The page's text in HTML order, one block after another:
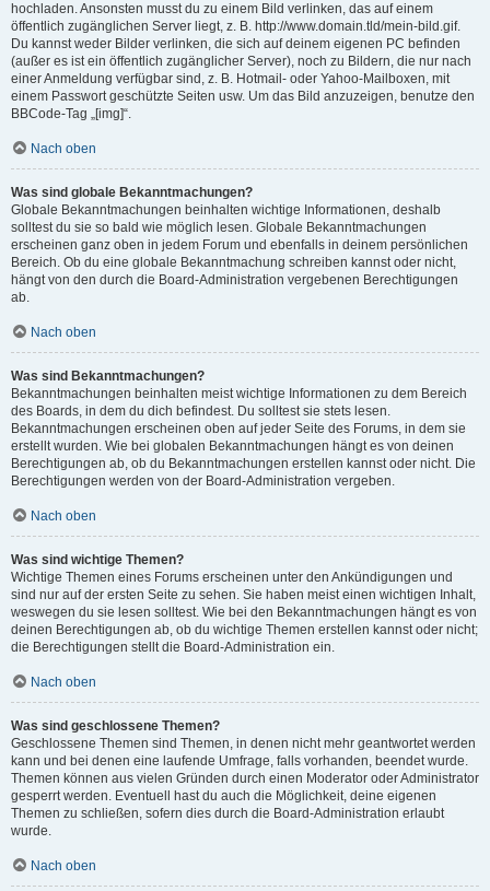
hochladen. Ansonsten musst du zu einem Bild verlinken, das auf einem
öffentlich zugänglichen Server liegt, z. B. http://www.domain.tld/mein-bild.gif.
Du kannst weder Bilder verlinken, die sich auf deinem eigenen PC befinden
(außer es ist ein öffentlich zugänglicher Server), noch zu Bildern, die nur nach
einer Anmeldung verfügbar sind, z. B. Hotmail- oder Yahoo-Mailboxen, mit
einem Passwort geschützte Seiten usw. Um das Bild anzuzeigen, benutze den
BBCode-Tag „[img]“.
Nach oben
Was sind globale Bekanntmachungen?
Globale Bekanntmachungen beinhalten wichtige Informationen, deshalb
solltest du sie so bald wie möglich lesen. Globale Bekanntmachungen
erscheinen ganz oben in jedem Forum und ebenfalls in deinem persönlichen
Bereich. Ob du eine globale Bekanntmachung schreiben kannst oder nicht,
hängt von den durch die Board-Administration vergebenen Berechtigungen
ab.
Nach oben
Was sind Bekanntmachungen?
Bekanntmachungen beinhalten meist wichtige Informationen zu dem Bereich
des Boards, in dem du dich befindest. Du solltest sie stets lesen.
Bekanntmachungen erscheinen oben auf jeder Seite des Forums, in dem sie
erstellt wurden. Wie bei globalen Bekanntmachungen hängt es von deinen
Berechtigungen ab, ob du Bekanntmachungen erstellen kannst oder nicht. Die
Berechtigungen werden von der Board-Administration vergeben.
Nach oben
Was sind wichtige Themen?
Wichtige Themen eines Forums erscheinen unter den Ankündigungen und
sind nur auf der ersten Seite zu sehen. Sie haben meist einen wichtigen Inhalt,
weswegen du sie lesen solltest. Wie bei den Bekanntmachungen hängt es von
deinen Berechtigungen ab, ob du wichtige Themen erstellen kannst oder nicht;
die Berechtigungen stellt die Board-Administration ein.
Nach oben
Was sind geschlossene Themen?
Geschlossene Themen sind Themen, in denen nicht mehr geantwortet werden
kann und bei denen eine laufende Umfrage, falls vorhanden, beendet wurde.
Themen können aus vielen Gründen durch einen Moderator oder Administrator
gesperrt werden. Eventuell hast du auch die Möglichkeit, deine eigenen
Themen zu schließen, sofern dies durch die Board-Administration erlaubt
wurde.
Nach oben